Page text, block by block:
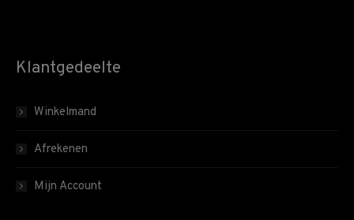
Klantgedeelte
Winkelmand
Afrekenen
Mijn Account